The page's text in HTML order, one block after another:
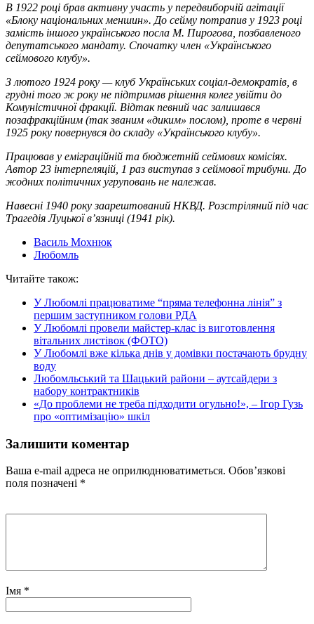
В 1922 році брав активну участь у передвиборчій агітації
«Блоку національних меншин». До сейму потрапив у 1923 році
замість іншого українського посла М. Пирогова, позбавленого
депутатського мандату. Спочатку член «Українського
сеймового клубу».
З лютого 1924 року — клуб Українських соціал-демократів, в
грудні того ж року не підтримав рішення колег увійти до
Комуністичної фракції. Відтак певний час залишався
позафракційним (так званим «диким» послом), проте в червні
1925 року повернувся до складу «Українського клубу».
Працював у еміграційній та бюджетній сеймових комісіях.
Автор 23 інтерпеляцій, 1 раз виступав з сеймової трибуни. До
жодних політичних угруповань не належав.
Навесні 1940 року заарештований НКВД. Розстріляний під час
Трагедія Луцької в’язниці (1941 рік).
Василь Мохнюк
Любомль
Читайте також:
У Любомлі працюватиме “пряма телефонна лінія” з
першим заступником голови РДА
У Любомлі провели майстер-клас із виготовлення
вітальних листівок (ФОТО)
У Любомлі вже кілька днів у домівки постачають брудну
воду
Любомльський та Шацький райони – аутсайдери з
набору контрактників
«До проблеми не треба підходити огульно!», – Ігор Гузь
про «оптимізацію» шкіл
Залишити коментар
Ваша e-mail адреса не оприлюднюватиметься. Обов’язкові
поля позначені *
Імя *